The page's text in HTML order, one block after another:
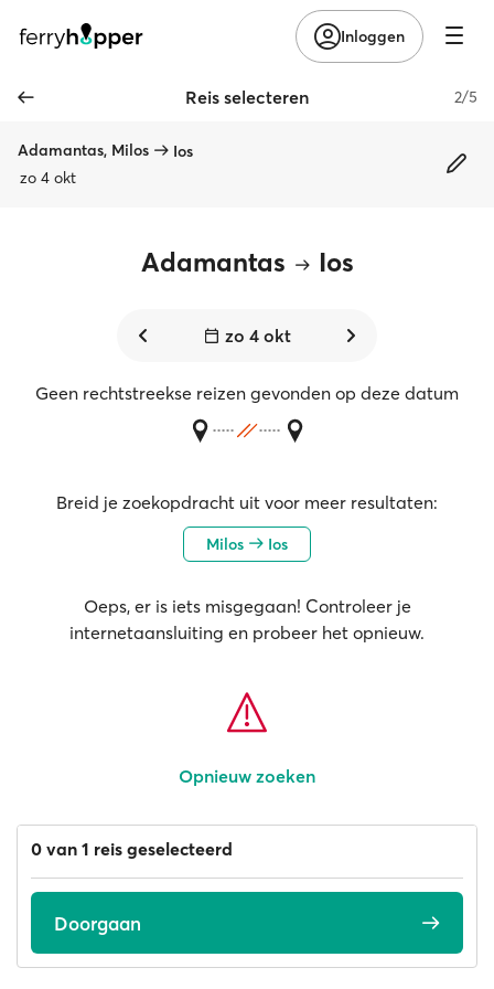
Inloggen
Reis selecteren 2/5
Adamantas, Milos
Ios
zo 4 okt
Adamantas Ios
zo 4 okt
Geen rechtstreekse reizen gevonden op deze datum
Breid je zoekopdracht uit voor meer resultaten:
Milos Ios
Oeps, er is iets misgegaan! Controleer je
internetaansluiting en probeer het opnieuw.
Opnieuw zoeken
0 van 1 reis geselecteerd
Doorgaan